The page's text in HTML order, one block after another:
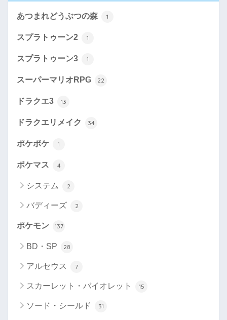
あつまれどうぶつの森 1
スプラトゥーン2 1
スプラトゥーン3 1
スーパーマリオRPG 22
ドラクエ3 13
ドラクエリメイク 34
ポケポケ 1
ポケマス 4
システム 2
バディーズ 2
ポケモン 137
BD・SP 28
アルセウス 7
スカーレット・バイオレット 15
ソード・シールド 31